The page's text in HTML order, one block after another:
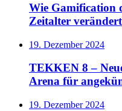
Wie Gamification
Zeitalter verändert
19. Dezember 2024
TEKKEN 8 –
Arena für
19. Dezember 2024